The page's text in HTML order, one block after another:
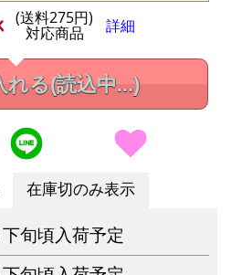
(送料275円)
対応商品 詳細
れる(読込中...)
在庫切のみ表示
旬頃入荷予定